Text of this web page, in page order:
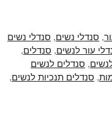
, סנדלי נשים, סנדלי נשים
עור לנשים, סנדלים,
, סנדלים לנשים
, סנדלים תנכיות לנשים,